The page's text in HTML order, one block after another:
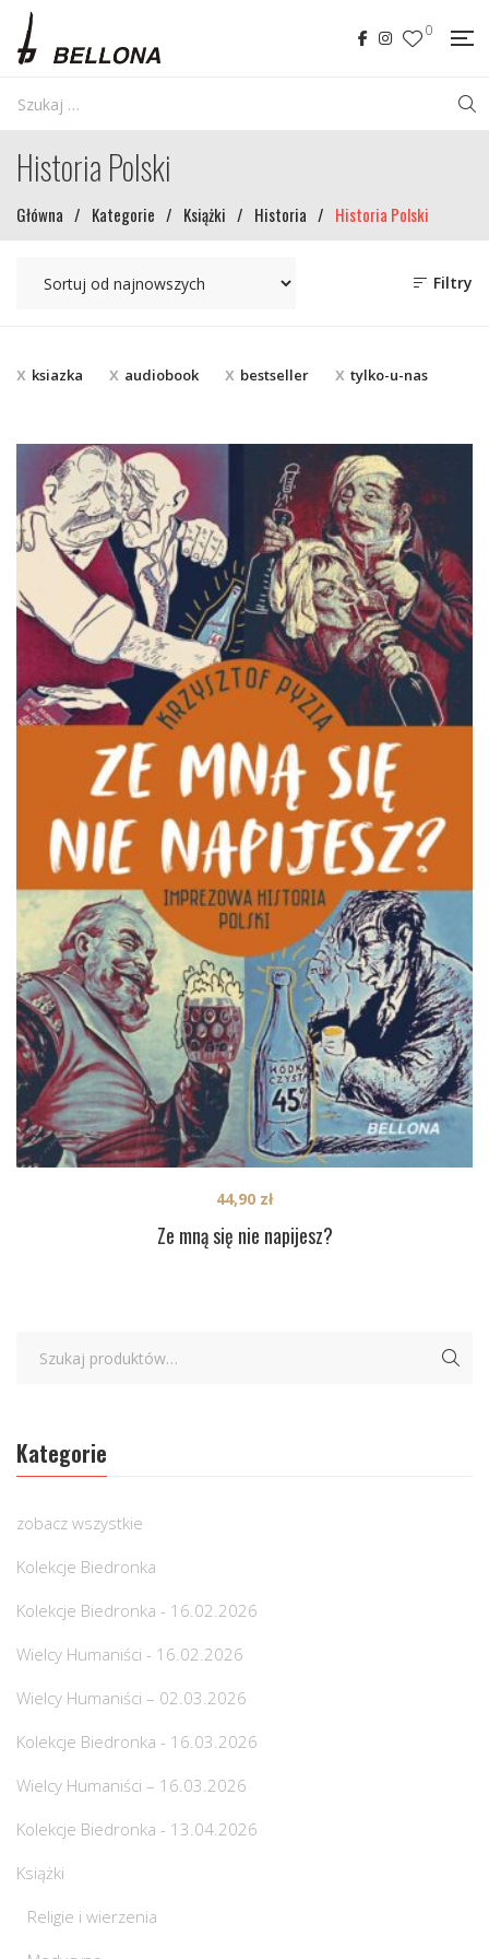
0
Historia Polski
Główna / Kategorie / Książki / Historia / Historia Polski
Filtry
ksiazka audiobook bestseller tylko-u-nas
Ze mną się nie napijesz?
44,90 zł
Kategorie
zobacz wszystkie
Kolekcje Biedronka
Kolekcje Biedronka - 16.02.2026
Wielcy Humaniści - 16.02.2026
Wielcy Humaniści – 02.03.2026
Kolekcje Biedronka - 16.03.2026
Wielcy Humaniści – 16.03.2026
Kolekcje Biedronka - 13.04.2026
Książki
Religie i wierzenia